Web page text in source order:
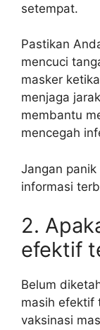
setempat.
Pastikan
mencuci
masker
menjaga
membantu
mencegah
Jangan
informasi
2.
efektif
Belum
masih efektif
vaksinasi